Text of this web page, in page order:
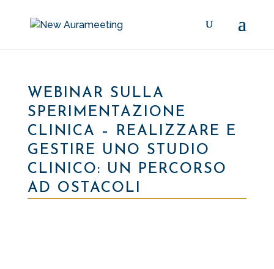
WEBINAR SULLA
SPERIMENTAZIONE
CLINICA – REALIZZARE E
GESTIRE UNO STUDIO
CLINICO: UN PERCORSO
AD OSTACOLI